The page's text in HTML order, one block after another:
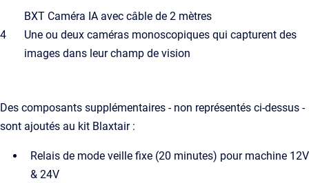
4
BXT Caméra IA avec câble de 2 mètres
Une ou deux caméras monoscopiques qui capturent des
images dans leur champ de vision
Des composants supplémentaires - non représentés ci-dessus -
sont ajoutés au kit Blaxtair :
Relais de mode veille fixe (20 minutes) pour machine 12V
& 24V